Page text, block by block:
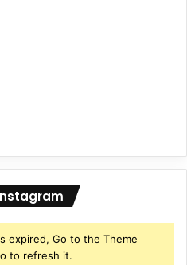
expired, Go to the Theme
to refresh it.